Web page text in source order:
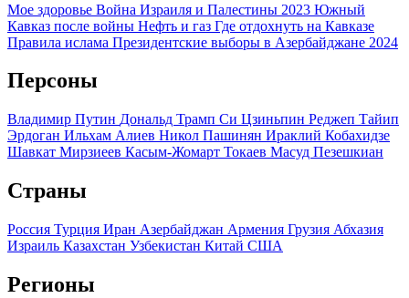
Мое здоровье Война Израиля и Палестины 2023 Южный
Кавказ после войны Нефть и газ Где отдохнуть на Кавказе
Правила ислама Президентские выборы в Азербайджане 2024
Персоны
Владимир Путин Дональд Трамп Си Цзиньпин Реджеп Тайип
Эрдоган Ильхам Алиев Никол Пашинян Ираклий Кобахидзе
Шавкат Мирзиеев Касым-Жомарт Токаев Масуд Пезешкиан
Страны
Россия Турция Иран Азербайджан Армения Грузия Абхазия
Израиль Казахстан Узбекистан Китай США
Регионы